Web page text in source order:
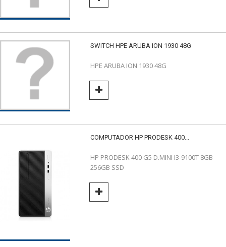
SWITCH HPE ARUBA ION 1930 48G
HPE ARUBA ION 1930 48G
COMPUTADOR HP PRODESK 400...
HP PRODESK 400 G5 D.MINI I3-9100T 8GB
256GB SSD